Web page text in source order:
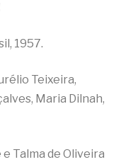
1957.
Teixeira,
Maria Dilnah,
Talma de Oliveira